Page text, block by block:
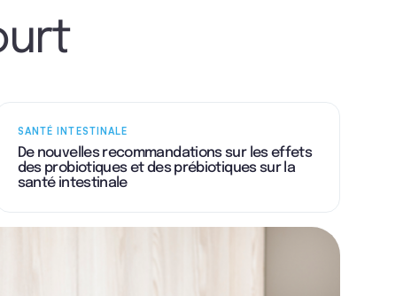
SANTÉ INTESTINALE
De nouvelles recommandations sur les effets
des probiotiques et des prébiotiques sur la
santé intestinale